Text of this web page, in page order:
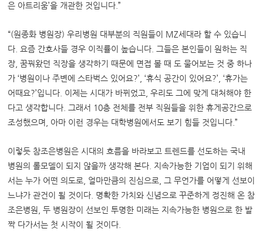
은 아트리움’을 개관한 것입니다.”
“(원종화 병원장) 우리병원 대부분의 직원들이 MZ세대라 할 수 있습니
다. 요즘 간호사들 경우 이직률이 높습니다. 그들은 본인들이 원하는 직
장, 꿈꿔왔던 직장을 생각하기 때문에 면접 볼 때 도 물어보는 것 중 하나
가 ‘병원이나 주변에 스타벅스 있어요?’, ‘휴식 공간이 있어요?’, ‘휴가는
어때요?’입니다. 이제는 시대가 바뀌었고, 우리도 그에 맞게 대처해야 한
다고 생각합니다. 그래서 10층 전체를 전부 직원들을 위한 휴게공간으로
조성했으며, 아마 이런 경우는 대학병원에서도 보기 힘들 것입니다.”
이렇듯 참조은병원은 시대의 흐름을 바라보고 트렌드를 선도하는 국내
병원의 롤모델이 되지 않을까 생각해 본다. 지속가능한 기업이 되기 위해
서는 누가 어떤 의도로, 얼마만큼의 진심으로, 그 무언가를 어떻게 선보이
느냐가 관건이 될 것이다. 명확한 가치와 신념으로 꾸준하게 정진해 온 참
조은병원, 두 병원장이 선보인 투명한 미래는 지속가능한 병원으로 한 발
짝 다가서는 첫 시작이 될 것이다.